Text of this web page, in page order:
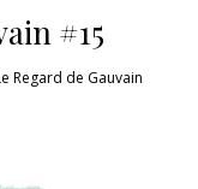
#15
Regard de Gauvain